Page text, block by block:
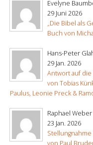
Evelyne
29 Juni 2026
„Die Bibel als
Buch von
Hans-Peter
29 Jan. 2026
Antwort auf die
von Tobias
Paulus, Leonie Preck &
Raphael Weber
23 Jan. 2026
von Paul